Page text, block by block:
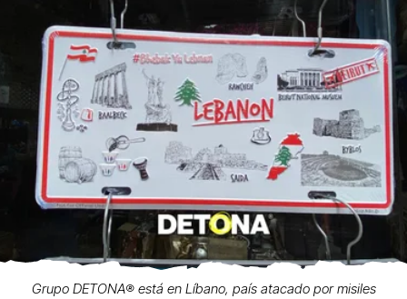
Grupo DETONA®️ está en Líbano, país atacado por misiles